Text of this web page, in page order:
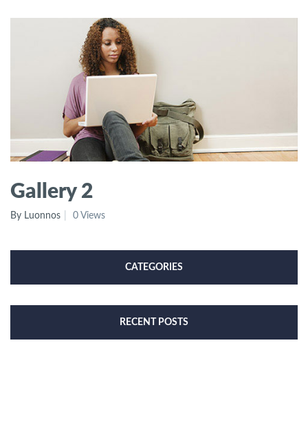
Gallery 2
By Luonnos 0 Views
CATEGORIES
RECENT POSTS